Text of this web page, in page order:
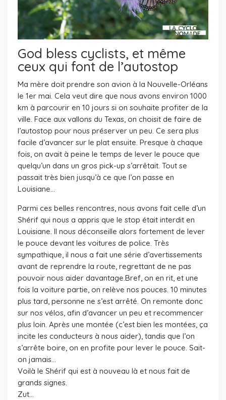
God bless cyclists, et même
ceux qui font de l’autostop
Ma mère doit prendre son avion à la Nouvelle-Orléans
le 1er mai. Cela veut dire que nous avons environ 1000
km à parcourir en 10 jours si on souhaite profiter de la
ville. Face aux vallons du Texas, on choisit de faire de
l’autostop pour nous préserver un peu. Ce sera plus
facile d’avancer sur le plat ensuite. Presque à chaque
fois, on avait à peine le temps de lever le pouce que
quelqu’un dans un gros pick-up s’arrêtait. Tout se
passait très bien jusqu’à ce que l’on passe en
Louisiane…
Parmi ces belles rencontres, nous avons fait celle d’un
Shérif qui nous a appris que le stop était interdit en
Louisiane. Il nous déconseille alors fortement de lever
le pouce devant les voitures de police. Très
sympathique, il nous a fait une série d’avertissements
avant de reprendre la route, regrettant de ne pas
pouvoir nous aider davantage.Bref, on en rit, et une
fois la voiture partie, on relève nos pouces. 10 minutes
plus tard, personne ne s’est arrêté. On remonte donc
sur nos vélos, afin d’avancer un peu et recommencer
plus loin. Après une montée (c’est bien les montées, ça
incite les conducteurs à nous aider), tandis que l’on
s’arrête boire, on en profite pour lever le pouce. Sait-
on jamais…
Voilà le Shérif qui est à nouveau là et nous fait de
grands signes.
Zut…